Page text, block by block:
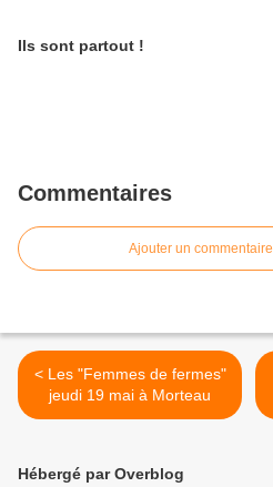
Ils sont partout !
Commentaires
Ajouter un commentaire
< Les "Femmes de fermes"
jeudi 19 mai à Morteau
Hébergé par Overblog